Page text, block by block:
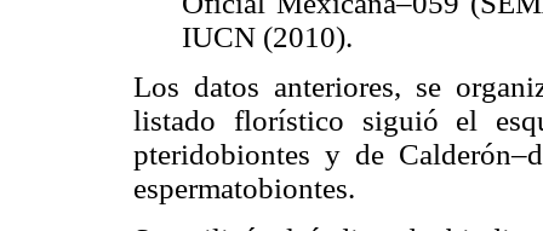
IUCN (2010).
Los datos anteriores, se
listado florístico siguió el
pteridobiontes y de
espermatobiontes.